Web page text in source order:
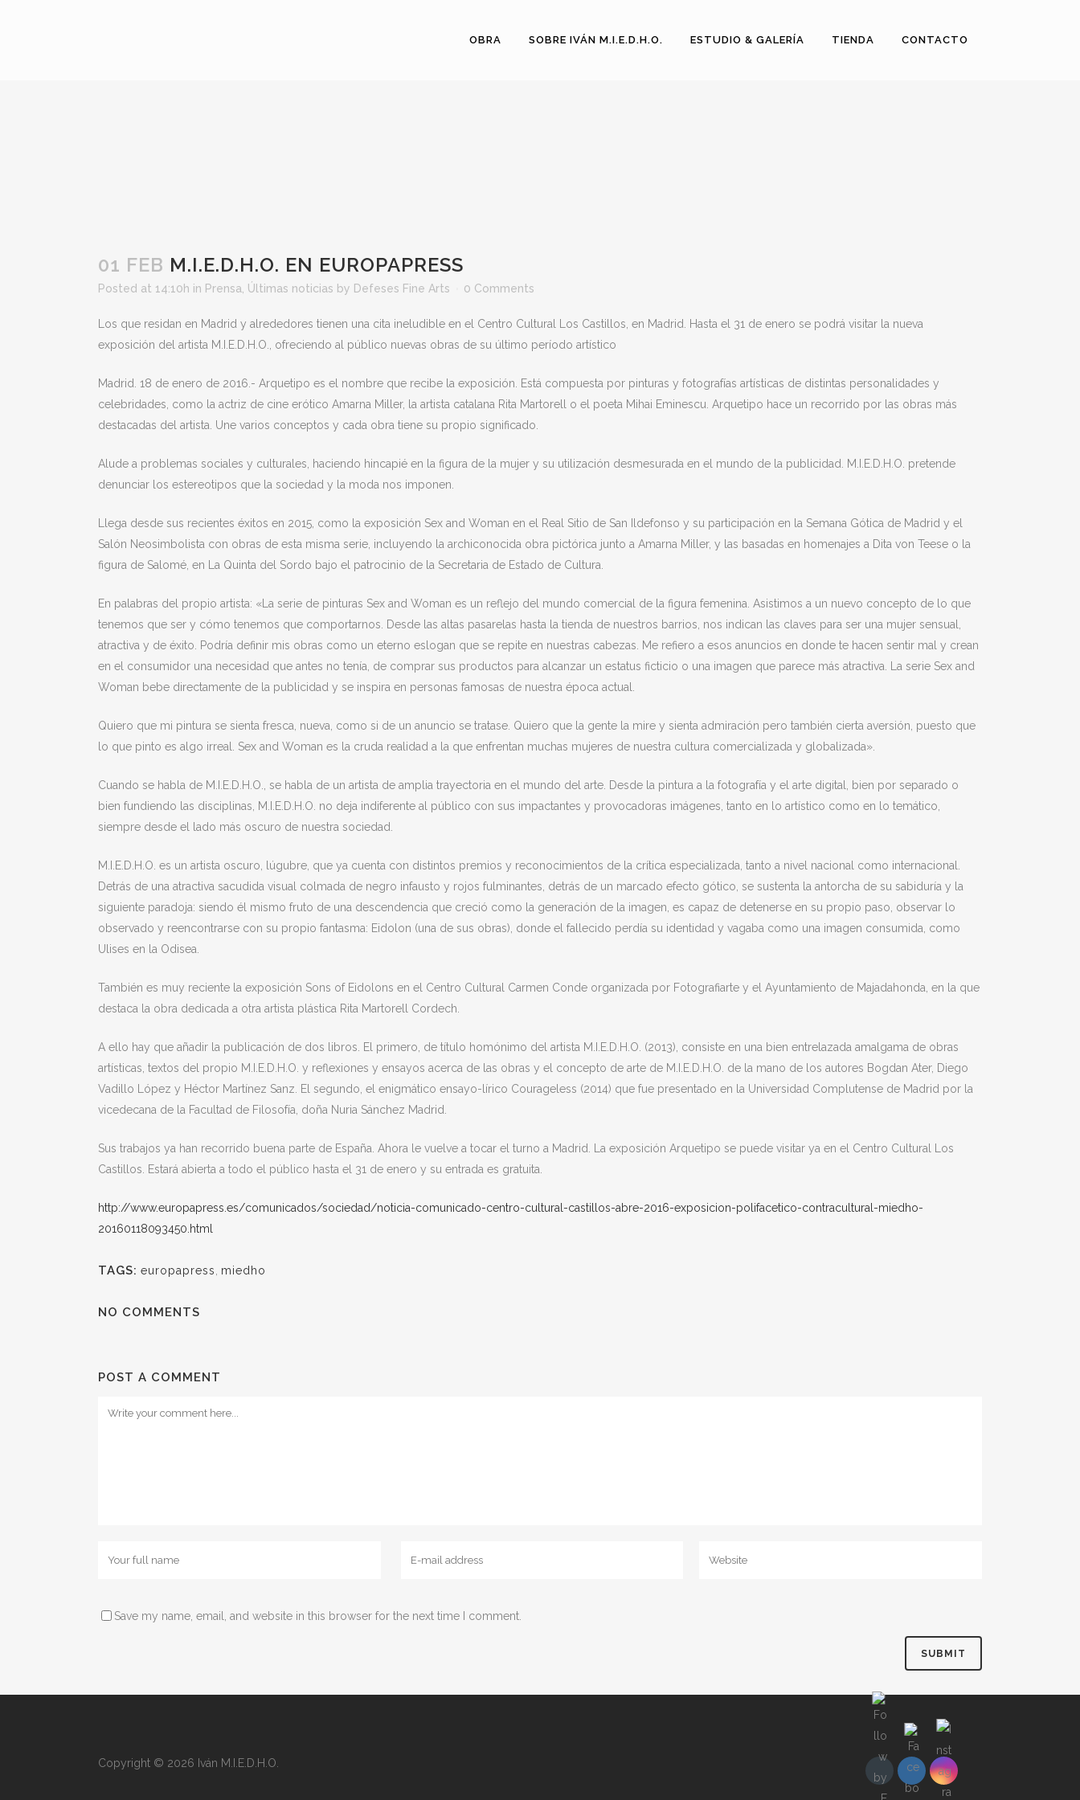
OBRA SOBRE IVÁN M.I.E.D.H.O. ESTUDIO & GALERÍA TIENDA CONTACTO
01 FEB M.I.E.D.H.O. EN EUROPAPRESS
Posted at 14:10h in Prensa Últimas noticias by Defeses Fine Arts 0 Comments
Los que residan en Madrid y alrededores tienen una cita ineludible en el Centro Cultural Los Castillos, en Madrid. Hasta el 31 de enero se podrá visitar la nueva
exposición del artista M.I.E.D.H.O., ofreciendo al público nuevas obras de su último período artístico
Madrid. 18 de enero de 2016.- Arquetipo es el nombre que recibe la exposición. Está compuesta por pinturas y fotografías artísticas de distintas personalidades y
celebridades, como la actriz de cine erótico Amarna Miller, la artista catalana Rita Martorell o el poeta Mihai Eminescu. Arquetipo hace un recorrido por las obras más
destacadas del artista. Une varios conceptos y cada obra tiene su propio significado.
Alude a problemas sociales y culturales, haciendo hincapié en la figura de la mujer y su utilización desmesurada en el mundo de la publicidad. M.I.E.D.H.O. pretende
denunciar los estereotipos que la sociedad y la moda nos imponen.
Llega desde sus recientes éxitos en 2015, como la exposición Sex and Woman en el Real Sitio de San Ildefonso y su participación en la Semana Gótica de Madrid y el
Salón Neosimbolista con obras de esta misma serie, incluyendo la archiconocida obra pictórica junto a Amarna Miller, y las basadas en homenajes a Dita von Teese o la
figura de Salomé, en La Quinta del Sordo bajo el patrocinio de la Secretaria de Estado de Cultura.
En palabras del propio artista: «La serie de pinturas Sex and Woman es un reflejo del mundo comercial de la figura femenina. Asistimos a un nuevo concepto de lo que
tenemos que ser y cómo tenemos que comportarnos. Desde las altas pasarelas hasta la tienda de nuestros barrios, nos indican las claves para ser una mujer sensual,
atractiva y de éxito. Podría definir mis obras como un eterno eslogan que se repite en nuestras cabezas. Me refiero a esos anuncios en donde te hacen sentir mal y crean
en el consumidor una necesidad que antes no tenía, de comprar sus productos para alcanzar un estatus ficticio o una imagen que parece más atractiva. La serie Sex and
Woman bebe directamente de la publicidad y se inspira en personas famosas de nuestra época actual.
Quiero que mi pintura se sienta fresca, nueva, como si de un anuncio se tratase. Quiero que la gente la mire y sienta admiración pero también cierta aversión, puesto que
lo que pinto es algo irreal. Sex and Woman es la cruda realidad a la que enfrentan muchas mujeres de nuestra cultura comercializada y globalizada».
Cuando se habla de M.I.E.D.H.O., se habla de un artista de amplia trayectoria en el mundo del arte. Desde la pintura a la fotografía y el arte digital, bien por separado o
bien fundiendo las disciplinas, M.I.E.D.H.O. no deja indiferente al público con sus impactantes y provocadoras imágenes, tanto en lo artístico como en lo temático,
siempre desde el lado más oscuro de nuestra sociedad.
M.I.E.D.H.O. es un artista oscuro, lúgubre, que ya cuenta con distintos premios y reconocimientos de la crítica especializada, tanto a nivel nacional como internacional.
Detrás de una atractiva sacudida visual colmada de negro infausto y rojos fulminantes, detrás de un marcado efecto gótico, se sustenta la antorcha de su sabiduría y la
siguiente paradoja: siendo él mismo fruto de una descendencia que creció como la generación de la imagen, es capaz de detenerse en su propio paso, observar lo
observado y reencontrarse con su propio fantasma: Eidolon (una de sus obras), donde el fallecido perdía su identidad y vagaba como una imagen consumida, como
Ulises en la Odisea.
También es muy reciente la exposición Sons of Eidolons en el Centro Cultural Carmen Conde organizada por Fotografiarte y el Ayuntamiento de Majadahonda, en la que
destaca la obra dedicada a otra artista plástica Rita Martorell Cordech.
A ello hay que añadir la publicación de dos libros. El primero, de título homónimo del artista M.I.E.D.H.O. (2013), consiste en una bien entrelazada amalgama de obras
artísticas, textos del propio M.I.E.D.H.O. y reflexiones y ensayos acerca de las obras y el concepto de arte de M.I.E.D.H.O. de la mano de los autores Bogdan Ater, Diego
Vadillo López y Héctor Martínez Sanz. El segundo, el enigmático ensayo-lírico Courageless (2014) que fue presentado en la Universidad Complutense de Madrid por la
vicedecana de la Facultad de Filosofía, doña Nuria Sánchez Madrid.
Sus trabajos ya han recorrido buena parte de España. Ahora le vuelve a tocar el turno a Madrid. La exposición Arquetipo se puede visitar ya en el Centro Cultural Los
Castillos. Estará abierta a todo el público hasta el 31 de enero y su entrada es gratuita.
http://www.europapress.es/comunicados/sociedad/noticia-comunicado-centro-cultural-castillos-abre-2016-exposicion-polifacetico-contracultural-miedho-
20160118093450.html
TAGS: europapress miedho
NO COMMENTS
POST A COMMENT
Save my name, email, and website in this browser for the next time I comment.
Copyright © 2026 Iván M.I.E.D.H.O.